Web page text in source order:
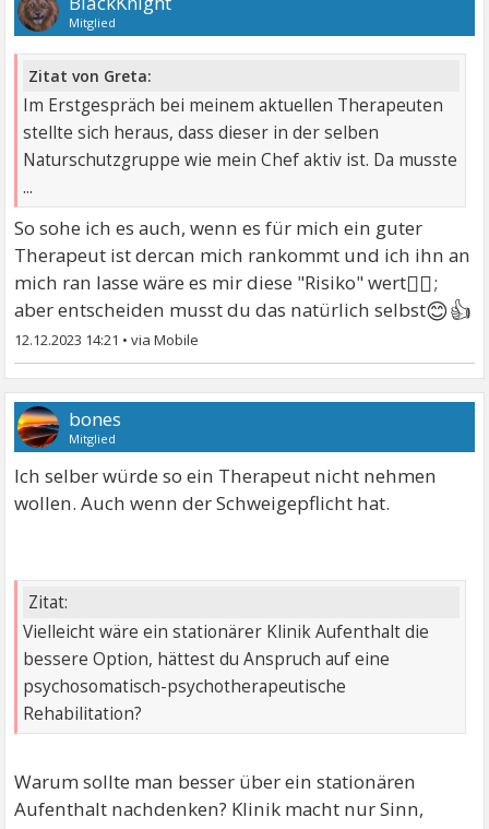
Mitglied
Zitat von Greta:
Im Erstgespräch bei meinem aktuellen Therapeuten
stellte sich heraus, dass dieser in der selben
Naturschutzgruppe wie mein Chef aktiv ist. Da musste
...
So sohe ich es auch, wenn es für mich ein guter
Therapeut ist dercan mich rankommt und ich ihn an
mich ran lasse wäre es mir diese "Risiko" wert🤷‍♂;
aber entscheiden musst du das natürlich selbst😊👍
12.12.2023 14:21 •
bones
Mitglied
Ich selber würde so ein Therapeut nicht nehmen
wollen. Auch wenn der Schweigepflicht hat.
Zitat:
Vielleicht wäre ein stationärer Klinik Aufenthalt die
bessere Option, hättest du Anspruch auf eine
psychosomatisch-psychotherapeutische
Rehabilitation?
Warum sollte man besser über ein stationären
Aufenthalt nachdenken? Klinik macht nur Sinn,